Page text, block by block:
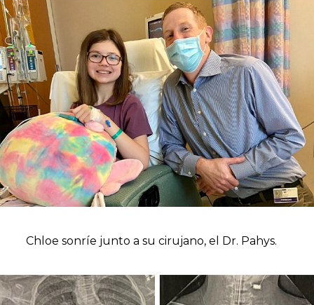
Chloe sonríe junto a su cirujano, el Dr. Pahys.